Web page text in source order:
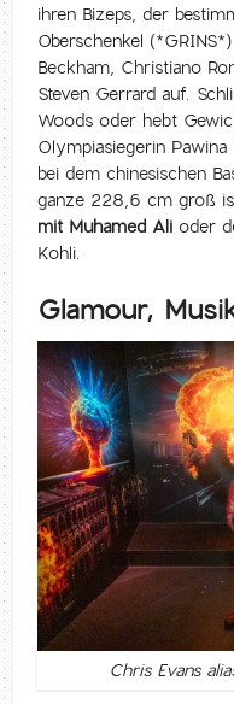
ihren Bizeps, der
Oberschenkel
Beckham, Christiano
Steven Gerrard auf.
Woods oder hebt
Olympiasiegerin
bei dem chinesischen
ganze 228,6 cm groß
mit Muhamed Ali oder
Kohli.
Glamour,
Chris Evans